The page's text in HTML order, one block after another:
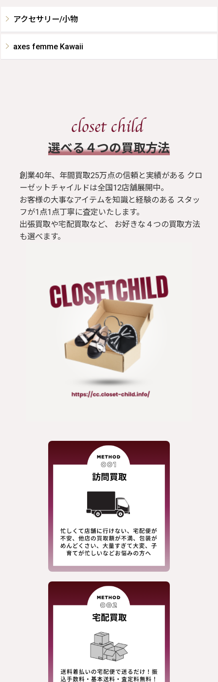
アクセサリー/小物
axes femme Kawaii
​選べる４つの買取方法
創業40年、年間買取25万点の信頼と実績がある クロ
ーゼットチャイルドは全国12店舗展開中。
お客様の大事なアイテムを知識と経験のある スタッ
フが1点1点丁寧に査定いたします。
出張買取や宅配買取など、 お好きな４つの買取方法
も選べます。